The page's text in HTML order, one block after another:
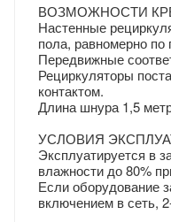
ВОЗМОЖНОСТИ
Настенные
пола, равномерно
Передвижные
Рециркуляторы
контактом.
Длина шнура 1,5
УСЛОВИЯ
Эксплуатируется в
влажности до 80%
Если оборудование
включением в сеть,